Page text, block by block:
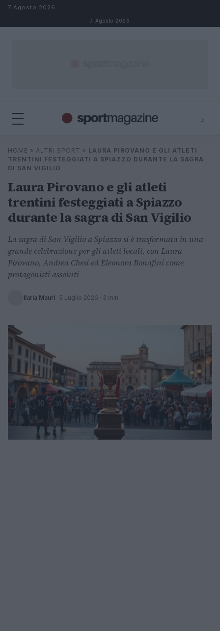
Salta al contenuto
7 Agosto 2026
7 Agosto 2026
⌕
Cerca
⌕
HOME » ALTRI SPORT » LAURA PIROVANO E GLI ATLETI
TRENTINI FESTEGGIATI A SPIAZZO DURANTE LA SAGRA
DI SAN VIGILIO
Laura Pirovano e gli atleti
trentini festeggiati a Spiazzo
durante la sagra di San Vigilio
La sagra di San Vigilio a Spiazzo si è trasformata in una
grande celebrazione per gli atleti locali, con Laura
Pirovano, Andrea Chesi ed Eleonora Bonafini come
protagonisti assoluti
Ilaria Mauri · 5 Luglio 2026 · 3 min